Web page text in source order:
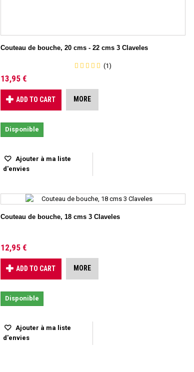
Couteau de bouche, 20 cms - 22 cms 3 Claveles
(1)
13,95 €
ADD TO CART MORE
Disponible
Ajouter à ma liste
d'envies
Couteau de bouche, 18 cms 3 Claveles
12,95 €
ADD TO CART MORE
Disponible
Ajouter à ma liste
d'envies